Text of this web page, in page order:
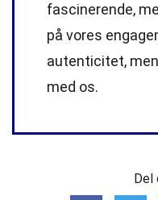
fascinerende,
på vores
autenticitet,
med os.
Del